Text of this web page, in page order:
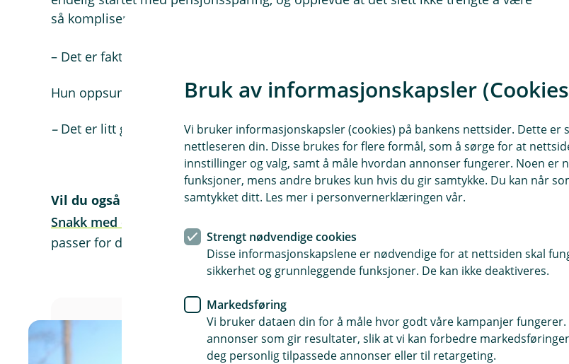
så komplisert.
– Det er faktisk mulig å få til ganske mye med bare noen enkle grep, sier hun.
Hun oppsummerer med et smil.
– Det er litt gøy at en som er ganske dårlig med tall har blitt god med penger.
Vil du også starte å spare i fond?
Snakk med en rådgiver i Berg Sparebank
passer for deg og din økonomi.
Bruk av informasjonskapsler
Vi bruker informasjonskapsler (cookies) på bankens nettsider. Dette er
nettleseren din. Disse brukes for flere formål, som å sørge for at
innstillinger og valg, samt å måle hvordan annonser fungerer. Noen er
funksjoner, mens andre brukes kun hvis du gir samtykke. Du kan når
samtykket ditt. Les mer i personvernerklæringen vår.
Strengt nødvendige cookies
Disse informasjonskapslene er nødvendige for at nettsiden skal
sikkerhet og grunnleggende funksjoner. De kan ikke deaktiveres.
Markedsføring
Vi bruker dataen din for å måle hvor godt våre kampanjer
annonser som gir resultater, slik at vi kan forbedre
deg personlig tilpassede annonser eller til retargeting.